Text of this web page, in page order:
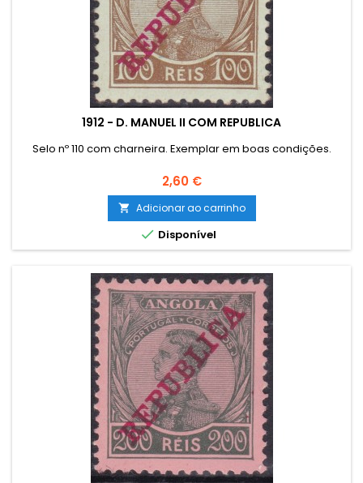
1912 - D. MANUEL II COM REPUBLICA
Selo nº 110 com charneira. Exemplar em boas condições.
Preço
2,60 €
 Adicionar ao carrinho
 Disponível